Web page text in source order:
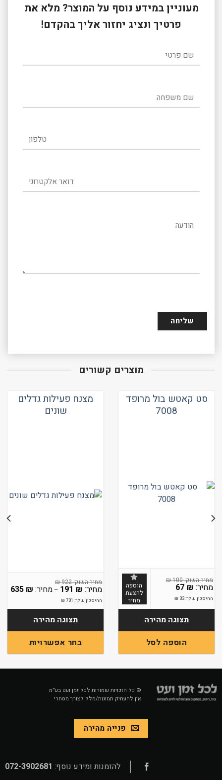
מעוניין במידע נוסף על המוצר? מלא את
פרטיך ונציג יחזור אליך בהקדם!
שם פרטי
שם משפחה
מוצרים קשורים
סט קאטש בול מרופד
7008
100
₪
67 ₪
החיסכון שלך:33
₪
הוספה
להצעת
מחיר
תצוגה מהירה
הוספה לסל
מצנח פעילות גדלים
שונים
922
₪
191 ₪
–
635 ₪
עד
החיסכון שלך:731
₪
תצוגה מהירה
בחר אפשרויות
זה
מספר
סוגים.
לבחור
את
המוצר
© כל הזכויות שמורות לכל זמן ועט בע״מ
אין להעתיק תמונות/מלל לצורך מסחרי
פנייה מהירה
להזמנות ומידע נוסף: 072-3902681